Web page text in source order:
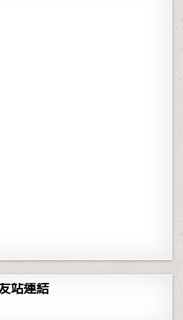
站連結